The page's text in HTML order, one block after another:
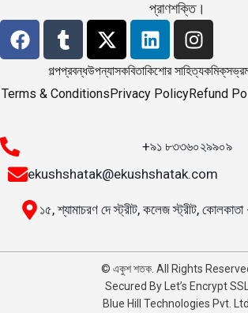
প্রাণশক্তি।
গল্পপ্রবন্ধউপন্যাসকবিতাকিশোর সাহিত্যকমিক্‌স
Terms & ConditionsPrivacy PolicyRefund
+৯১ ৮৩৩৬০২৯৯০৯
ekushshatak@ekushshatak.com
১৫, শ্যামাচরণ দে স্ট্রীট, কলেজ স্ট্রীট,
© একুশ শতক. All Rights
Secured By Let’s Encrypt SSL
Blue Hill Technologies Pvt. Ltd.